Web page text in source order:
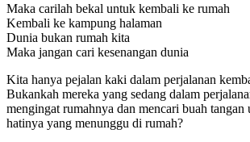
Maka carilah bekal untuk kembali ke rumah
Kembali ke kampung halaman
Dunia bukan rumah kita
Maka jangan cari kesenangan dunia
Kita hanya pejalan kaki dalam perjalanan
Bukankah mereka yang sedang dalam
mengingat rumahnya dan mencari buah tangan
hatinya yang menunggu di rumah?